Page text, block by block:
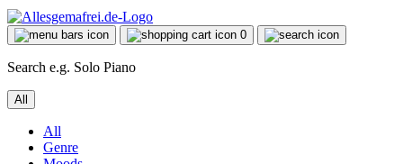
0
Search e.g. Solo Piano
All
All
Genre